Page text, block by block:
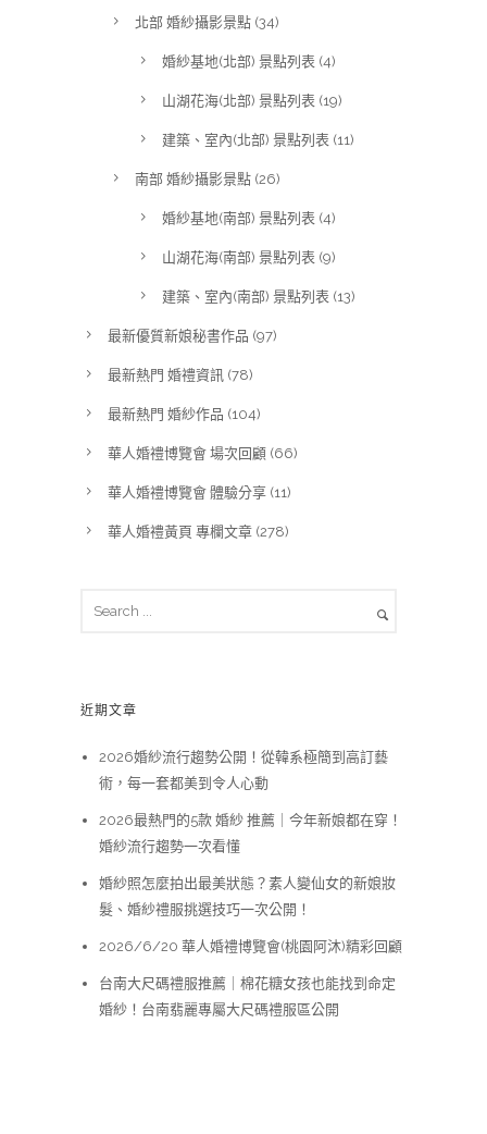
北部 婚紗攝影景點 (34)
婚紗基地(北部) 景點列表 (4)
山湖花海(北部) 景點列表 (19)
建築、室內(北部) 景點列表 (11)
南部 婚紗攝影景點 (26)
婚紗基地(南部) 景點列表 (4)
山湖花海(南部) 景點列表 (9)
建築、室內(南部) 景點列表 (13)
最新優質新娘秘書作品 (97)
最新熱門 婚禮資訊 (78)
最新熱門 婚紗作品 (104)
華人婚禮博覽會 場次回顧 (66)
華人婚禮博覽會 體驗分享 (11)
華人婚禮黃頁 專欄文章 (278)
近期文章
2026婚紗流行趨勢公開！從韓系極簡到高訂藝
術，每一套都美到令人心動
2026最熱門的5款 婚紗 推薦｜今年新娘都在穿！
婚紗流行趨勢一次看懂
婚紗照怎麼拍出最美狀態？素人變仙女的新娘妝
髮、婚紗禮服挑選技巧一次公開！
2026/6/20 華人婚禮博覽會(桃園阿沐)精彩回顧
台南大尺碼禮服推薦｜棉花糖女孩也能找到命定
婚紗！台南翡麗專屬大尺碼禮服區公開